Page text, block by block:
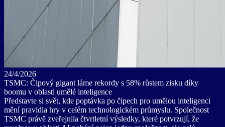
24/4/2026
TSMC: Čipový gigant láme rekordy s 58% růstem zisku díky
boomu v oblasti umělé inteligence
Představte si svět, kde poptávka po čipech pro umělou inteligenci
mění pravidla hry v celém technologickém průmyslu. Společnost
TSMC právě zveřejnila čtvrtletní výsledky, které potvrzují, že